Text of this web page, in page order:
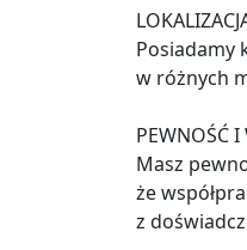
Posiadamy
w różnych
PEWNOŚĆ
Masz
że
z